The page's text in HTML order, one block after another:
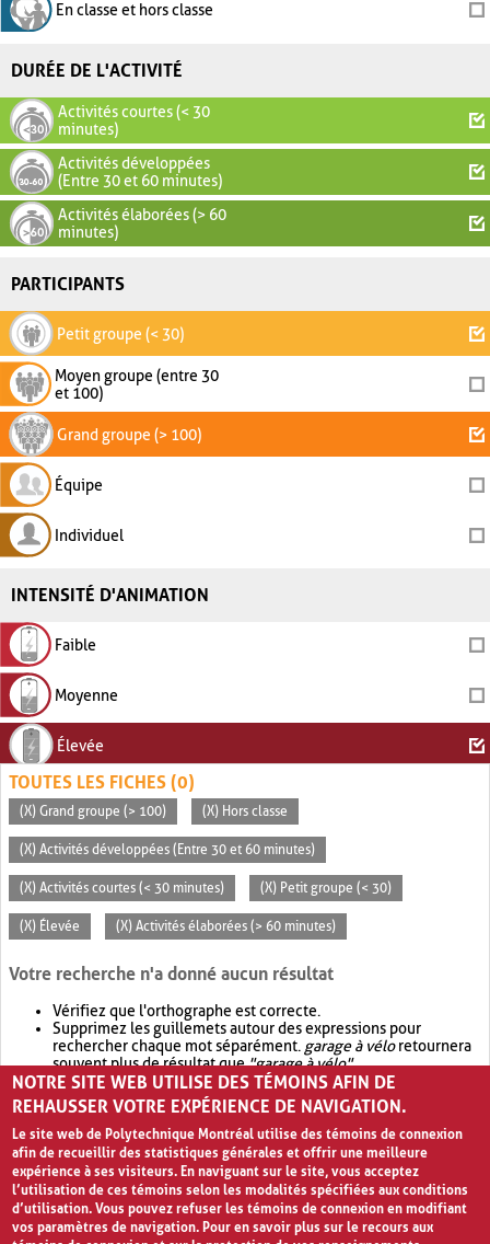
En classe et hors classe
DURÉE DE L'ACTIVITÉ
Activités courtes (< 30
minutes)
Activités développées
(Entre 30 et 60 minutes)
Activités élaborées (> 60
minutes)
PARTICIPANTS
Petit groupe (< 30)
Moyen groupe (entre 30
et 100)
Grand groupe (> 100)
Équipe
Individuel
INTENSITÉ D'ANIMATION
Faible
Moyenne
Élevée
TOUTES LES FICHES (0)
(X) Grand groupe (> 100) (X) Hors classe
(X) Activités développées (Entre 30 et 60 minutes)
(X) Activités courtes (< 30 minutes) (X) Petit groupe (< 30)
(X) Élevée (X) Activités élaborées (> 60 minutes)
Votre recherche n'a donné aucun résultat
Vérifiez que l'orthographe est correcte.
Supprimez les guillemets autour des expressions pour
rechercher chaque mot séparément. garage à véloretournera
souvent plus de résultat que"garage à vélo".
Envisagez d'élargir votre recherche avec OR.garage OR vélo
retournera souvent plus de résultat quegarage à vélo
NOTRE SITE WEB UTILISE DES TÉMOINS AFIN DE
REHAUSSER VOTRE EXPÉRIENCE DE NAVIGATION.
Le site web de Polytechnique Montréal utilise des témoins de connexion
afin de recueillir des statistiques générales et offrir une meilleure
expérience à ses visiteurs. En naviguant sur le site, vous acceptez
l’utilisation de ces témoins selon les modalités spécifiées aux conditions
d’utilisation. Vous pouvez refuser les témoins de connexion en modifiant
vos paramètres de navigation. Pour en savoir plus sur le recours aux